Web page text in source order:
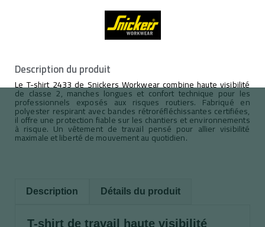
Description du produit
Le T-shirt 2433 de Snickers Workwear combine haute visibilité
de classe 2, manches longues et confort technique pour les
professionnels exposés aux risques routiers. Fabriqué en
polyester respirant avec bandes rétroréfléchissantes certifiées,
il offre une protection fiable sur les chantiers et environnements
à risque. Un vêtement de travail pensé pour allier visibilité
maximale et liberté de mouvement au quotidien.
Description Détails du produit
T-shirt de travail haute visibilité